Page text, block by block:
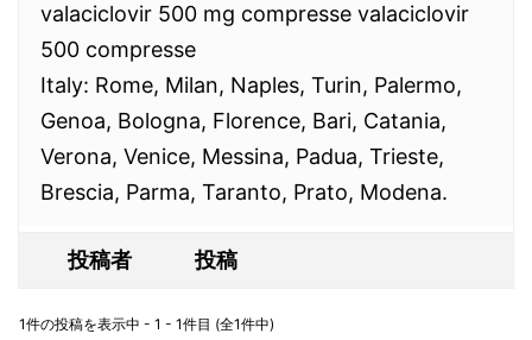
valaciclovir 500 mg compresse valaciclovir
500 compresse
Italy: Rome, Milan, Naples, Turin, Palermo,
Genoa, Bologna, Florence, Bari, Catania,
Verona, Venice, Messina, Padua, Trieste,
Brescia, Parma, Taranto, Prato, Modena.
投稿者 投稿
1件の投稿を表示中 - 1 - 1件目 (全1件中)